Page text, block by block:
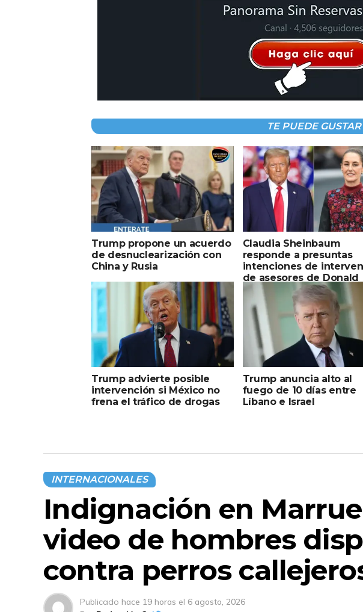
TE PUEDE GUSTAR
Trump propone un acuerdo
de desnuclearización con
China y Rusia
Claudia Sheinbaum
responde a presuntas
intenciones de
de asesores de Donald
Trump: “México no es
piñata de nadie”
Trump advierte posible
intervención si México no
frena el tráfico de drogas
Trump anuncia alto al
fuego de 10 días entre
Líbano e Israel
INTERNACIONALES
Indignación en
video de hombres
contra perros
Publicado hace 19 horas el 6 agosto, 2026